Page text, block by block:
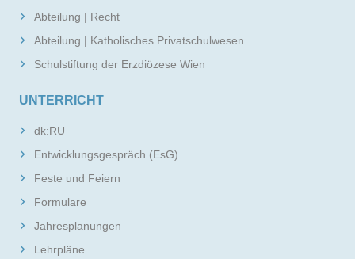
Abteilung | Recht
Abteilung | Katholisches Privatschulwesen
Schulstiftung der Erzdiözese Wien
UNTERRICHT
dk:RU
Entwicklungsgespräch (EsG)
Feste und Feiern
Formulare
Jahresplanungen
Lehrpläne